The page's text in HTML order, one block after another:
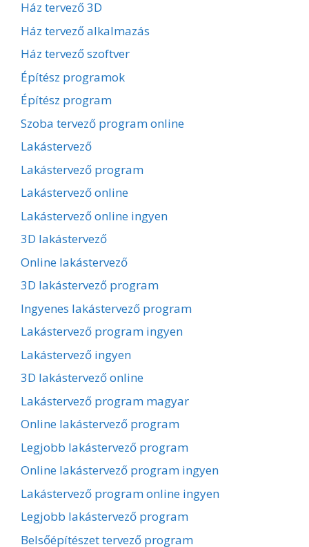
Ház tervező 3D
Ház tervező alkalmazás
Ház tervező szoftver
Építész programok
Építész program
Szoba tervező program online
Lakástervező
Lakástervező program
Lakástervező online
Lakástervező online ingyen
3D lakástervező
Online lakástervező
3D lakástervező program
Ingyenes lakástervező program
Lakástervező program ingyen
Lakástervező ingyen
3D lakástervező online
Lakástervező program magyar
Online lakástervező program
Legjobb lakástervező program
Online lakástervező program ingyen
Lakástervező program online ingyen
Legjobb lakástervező program
Belsőépítészet tervező program